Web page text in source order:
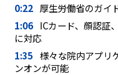
0:22 厚生労働省のガイ
1:06 ICカード、顔認証
に対応
1:35 様々な院内アプリ
ンオンが可能